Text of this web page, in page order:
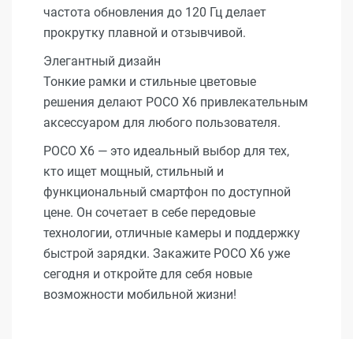
частота обновления до 120 Гц делает
прокрутку плавной и отзывчивой.
Элегантный дизайн
Тонкие рамки и стильные цветовые
решения делают POCO X6 привлекательным
аксессуаром для любого пользователя.
POCO X6 — это идеальный выбор для тех,
кто ищет мощный, стильный и
функциональный смартфон по доступной
цене. Он сочетает в себе передовые
технологии, отличные камеры и поддержку
быстрой зарядки. Закажите POCO X6 уже
сегодня и откройте для себя новые
возможности мобильной жизни!